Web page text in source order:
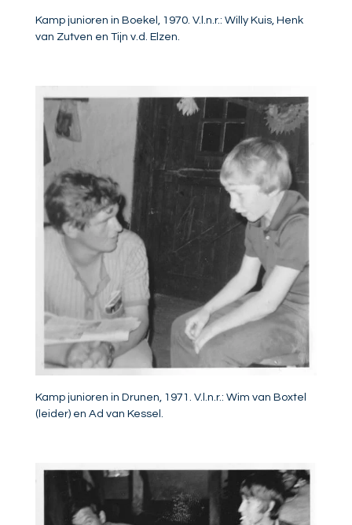
Kamp junioren in Boekel, 1970. V.l.n.r.: Willy Kuis, Henk
van Zutven en Tijn v.d. Elzen.
Kamp junioren in Drunen, 1971. V.l.n.r.: Wim van Boxtel
(leider) en Ad van Kessel.